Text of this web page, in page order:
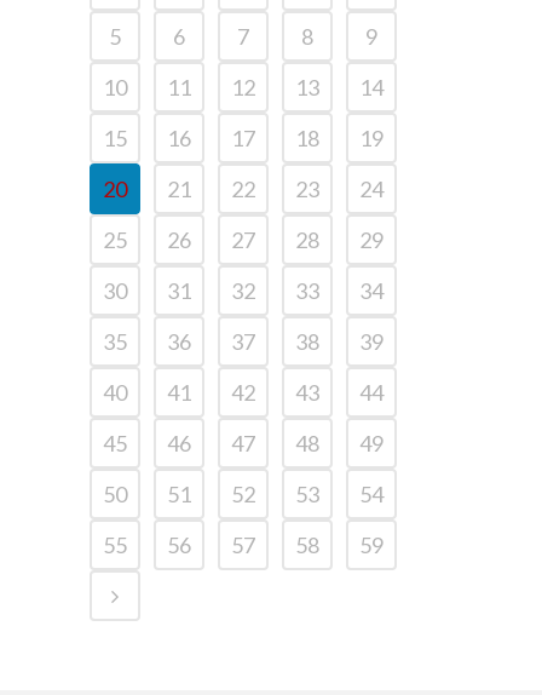
5
6 7 8
9
10
11 12 13
14
15
16 17 18
19
20
21 22 23
24
25
26 27 28
29
30
31 32 33
34
35
36 37 38
39
40
41 42 43
44
45
46 47 48
49
50
51 52 53
54
55
56 57 58 59